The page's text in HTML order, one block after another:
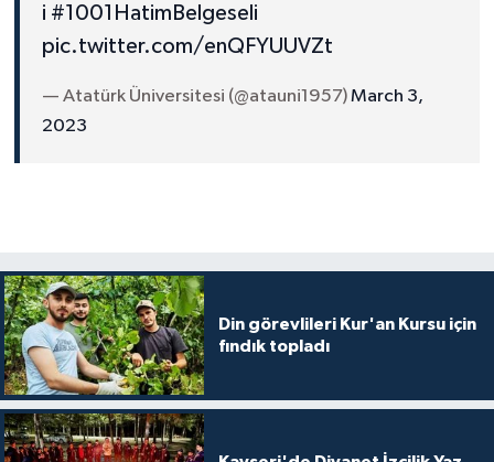
i #1001HatimBelgeseli
pic.twitter.com/enQFYUUVZt
— Atatürk Üniversitesi (@atauni1957)March 3,
2023
Din görevlileri Kur'an Kursu için
fındık topladı
Kars Müftülüğü
Kastamonu Müftülüğü
Kırıkkale Müftülüğü
Kırklareli Müftülüğü
Kırşehir Müftülüğü
Kocaeli Müftülüğü